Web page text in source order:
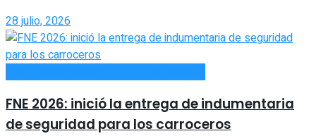
28 julio, 2026
FNE 2026: inició la entrega de indumentaria
de seguridad para los carroceros